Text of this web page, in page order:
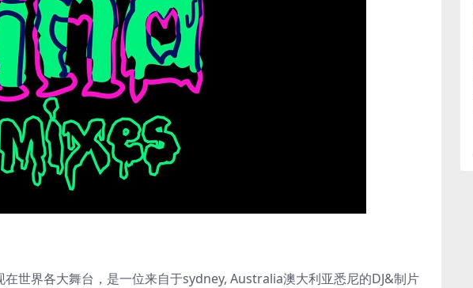
世界各大舞台，是一位来自于sydney, Australia澳大利亚悉尼的DJ&制片